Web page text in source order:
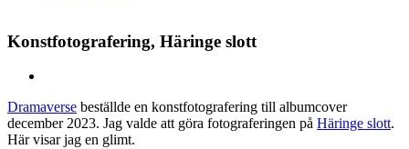
Konstfotografering, Häringe slott
Image
Dramaverse beställde en konstfotografering till albumcover
december 2023. Jag valde att göra fotograferingen på Häringe slott.
Här visar jag en glimt.